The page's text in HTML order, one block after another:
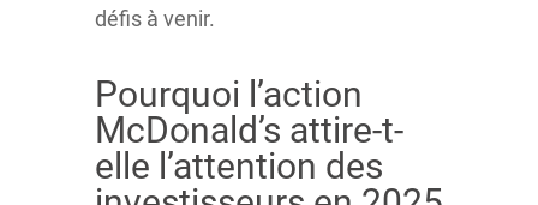
défis à venir.
Pourquoi l’action
McDonald’s attire-t-
elle l’attention des